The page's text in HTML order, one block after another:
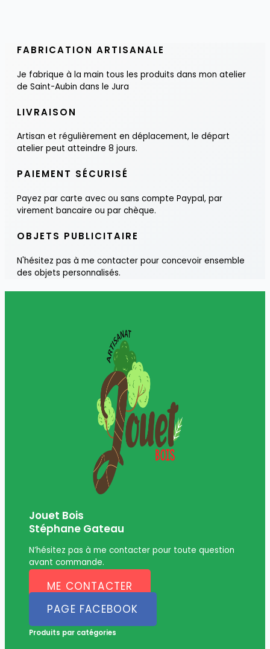
FABRICATION ARTISANALE
Je fabrique à la main tous les produits dans mon atelier
de Saint-Aubin dans le Jura
LIVRAISON
Artisan et régulièrement en déplacement, le départ
atelier peut atteindre 8 jours.
PAIEMENT SÉCURISÉ
Payez par carte avec ou sans compte Paypal, par
virement bancaire ou par chèque.
OBJETS PUBLICITAIRE
N'hésitez pas à me contacter pour concevoir ensemble
des objets personnalisés.
Jouet Bois
Stéphane Gateau
N’hésitez pas à me contacter pour toute question
avant commande.
ME CONTACTER
PAGE FACEBOOK
Produits par catégories